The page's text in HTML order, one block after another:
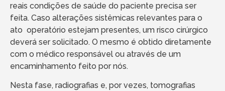
reais condições de saúde do paciente precisa ser
feita. Caso alterações sistêmicas relevantes para o
ato operatório estejam presentes, um risco cirúrgico
deverá ser solicitado. O mesmo é obtido diretamente
com o médico responsável ou através de um
encaminhamento feito por nós.
Nesta fase, radiografias e, por vezes, tomografias